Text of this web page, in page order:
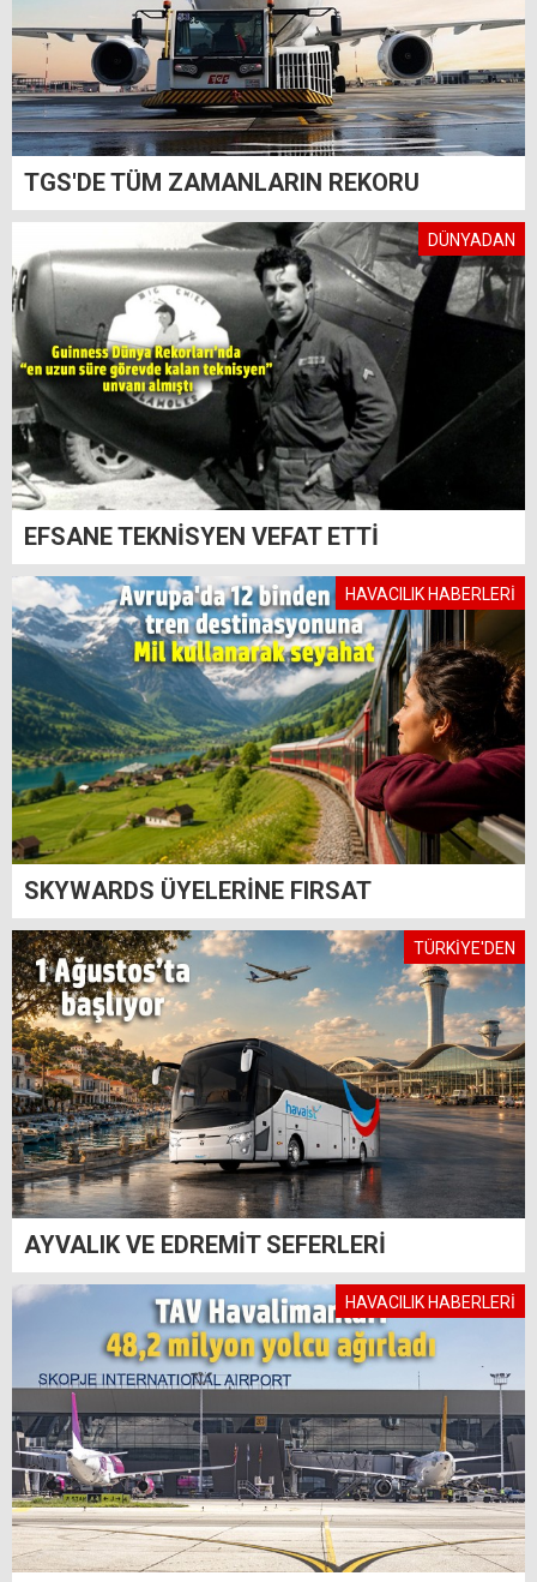
TGS'DE TÜM ZAMANLARIN REKORU
DÜNYADAN
EFSANE TEKNİSYEN VEFAT ETTİ
HAVACILIK HABERLERİ
SKYWARDS ÜYELERİNE FIRSAT
TÜRKİYE'DEN
AYVALIK VE EDREMİT SEFERLERİ
HAVACILIK HABERLERİ